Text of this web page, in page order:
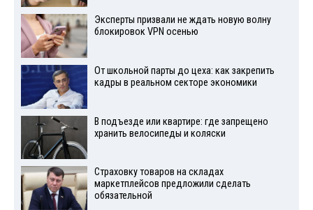
Эксперты призвали не ждать новую волну
блокировок VPN осенью
От школьной парты до цеха: как закрепить
кадры в реальном секторе экономики
В подъезде или квартире: где запрещено
хранить велосипеды и коляски
Страховку товаров на складах
маркетплейсов предложили сделать
обязательной